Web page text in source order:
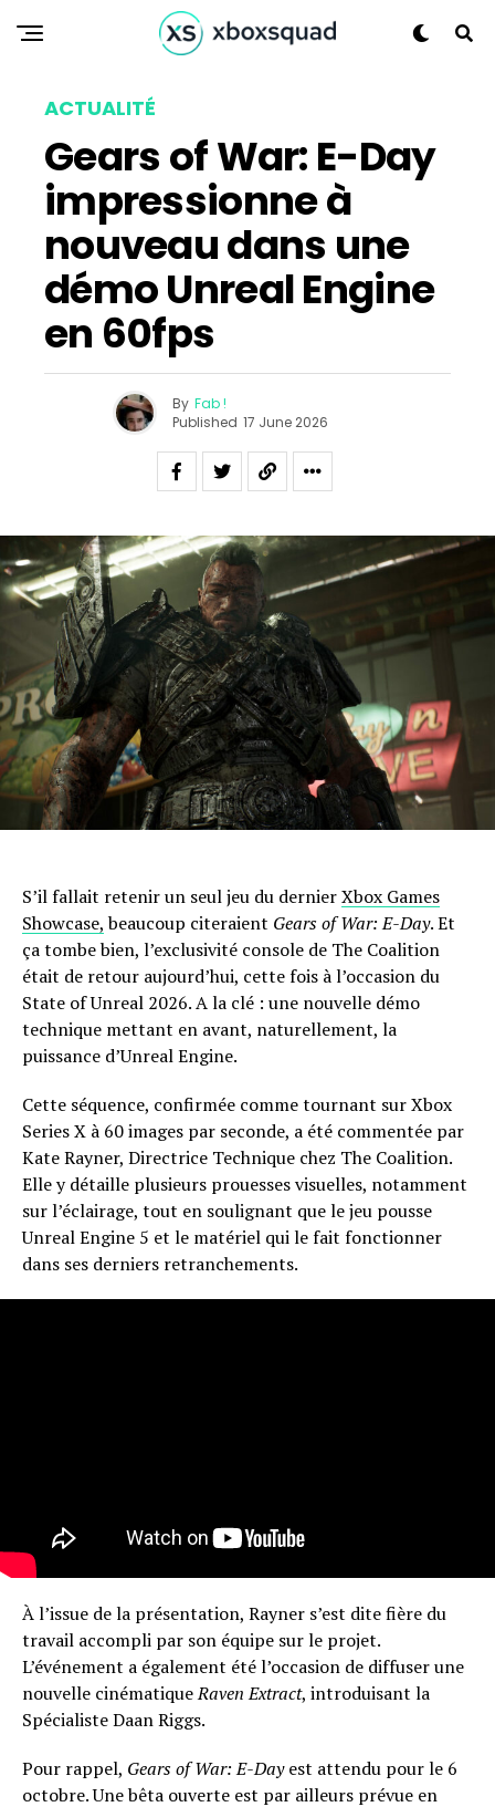
ACTUALITÉ
Gears of War: E-Day
impressionne à
nouveau dans une
démo Unreal Engine
en 60fps
By Fab !
Published 17 June 2026
S’il fallait retenir un seul jeu du dernierXbox Games
Showcase,beaucoup citeraient Gears of War: E-Day. Et
ça tombe bien, l’exclusivité console de The Coalition
était de retour aujourd’hui, cette fois à l’occasion du
State of Unreal 2026. A la clé : une nouvelle démo
technique mettant en avant, naturellement, la
puissance d’Unreal Engine.
Cette séquence, confirmée comme tournant sur Xbox
Series X à 60 images par seconde, a été commentée par
Kate Rayner, Directrice Technique chez The Coalition.
Elle y détaille plusieurs prouesses visuelles, notamment
sur l’éclairage, tout en soulignant que le jeu pousse
Unreal Engine 5 et le matériel qui le fait fonctionner
dans ses derniers retranchements.
À l’issue de la présentation, Rayner s’est dite fière du
travail accompli par son équipe sur le projet.
L’événement a également été l’occasion de diffuser une
nouvelle cinématiqueRaven Extract, introduisant la
Spécialiste Daan Riggs.
Pour rappel, Gears of War: E-Dayest attendu pour le 6
octobre. Une bêta ouverte est par ailleurs prévue en